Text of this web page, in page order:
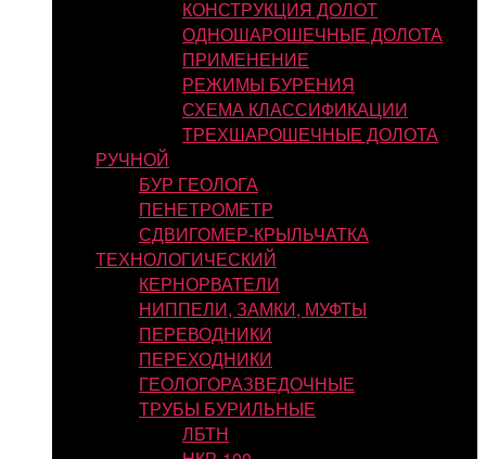
КОНСТРУКЦИЯ ДОЛОТ
ОДНОШАРОШЕЧНЫЕ ДОЛОТА
ПРИМЕНЕНИЕ
РЕЖИМЫ БУРЕНИЯ
СХЕМА КЛАССИФИКАЦИИ
ТРЕХШАРОШЕЧНЫЕ ДОЛОТА
РУЧНОЙ
БУР ГЕОЛОГА
ПЕНЕТРОМЕТР
СДВИГОМЕР-КРЫЛЬЧАТКА
ТЕХНОЛОГИЧЕСКИЙ
КЕРНОРВАТЕЛИ
НИППЕЛИ, ЗАМКИ, МУФТЫ
ПЕРЕВОДНИКИ
ПЕРЕХОДНИКИ
ГЕОЛОГОРАЗВЕДОЧНЫЕ
ТРУБЫ БУРИЛЬНЫЕ
ЛБТН